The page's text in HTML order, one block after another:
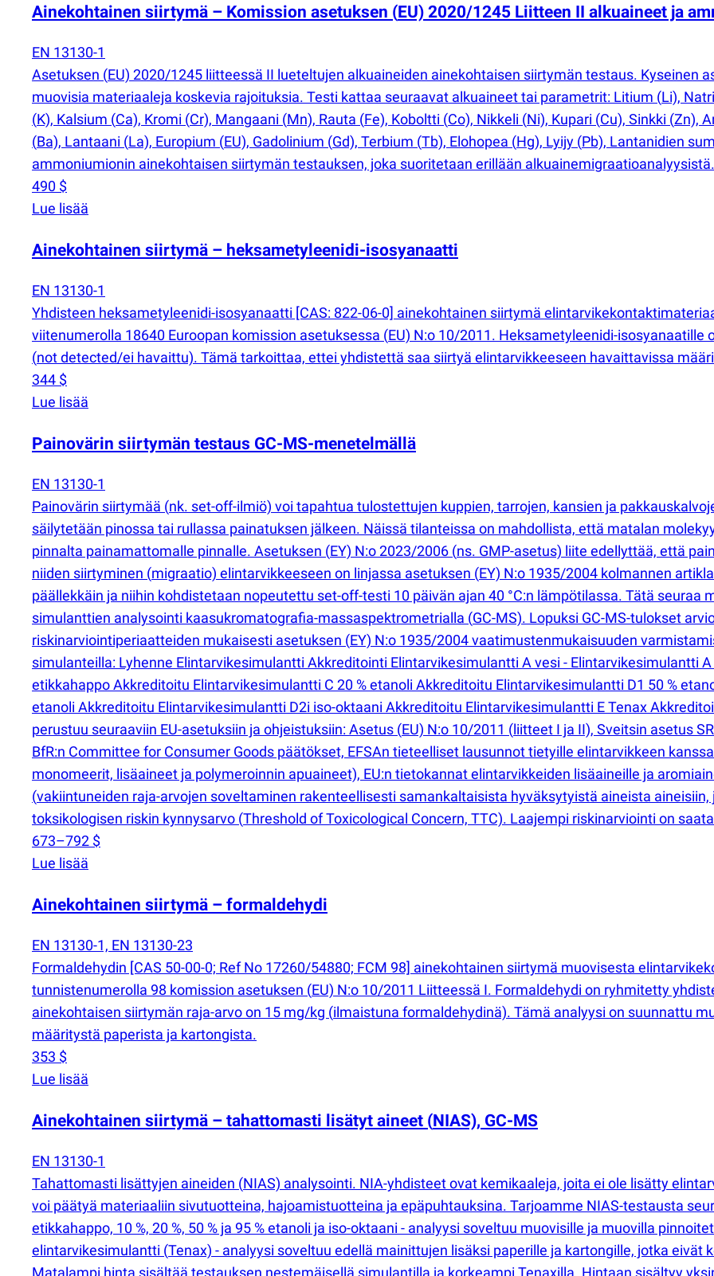
Ainekohtainen siirtymä – Komission asetuksen (EU) 2020/1245 Liitteen II alkuaineet ja
EN 13130-1
Asetuksen (EU) 2020/1245 liitteessä II lueteltujen alkuaineiden ainekohtaisen siirtymän testaus. Kyseinen
muovisia materiaaleja koskevia rajoituksia. Testi kattaa seuraavat alkuaineet tai parametrit: Litium (Li),
(K), Kalsium (Ca), Kromi (Cr), Mangaani (Mn), Rauta (Fe), Koboltti (Co), Nikkeli (Ni), Kupari (Cu), Sinkki (Zn),
(Ba), Lantaani (La), Europium (EU), Gadolinium (Gd), Terbium (Tb), Elohopea (Hg), Lyijy (Pb), Lantanidien
ammoniumionin ainekohtaisen siirtymän testauksen, joka suoritetaan erillään alkuainemigraatioanalyysistä.
490 $
Lue lisää
Ainekohtainen siirtymä – heksametyleenidi-isosyanaatti
EN 13130-1
Yhdisteen heksametyleenidi-isosyanaatti [CAS: 822-06-0] ainekohtainen siirtymä
viitenumerolla 18640 Euroopan komission asetuksessa (EU) N:o 10/2011. Heksametyleenidi-
(not detected/ei havaittu). Tämä tarkoittaa, ettei yhdistettä saa siirtyä elintarvikkeeseen havaittavissa
344 $
Lue lisää
Painovärin siirtymän testaus GC-MS-menetelmällä
EN 13130-1
Painovärin siirtymää (nk. set-off-ilmiö) voi tapahtua tulostettujen kuppien, tarrojen, kansien ja
säilytetään pinossa tai rullassa painatuksen jälkeen. Näissä tilanteissa on mahdollista, että matalan
pinnalta painamattomalle pinnalle. Asetuksen (EY) N:o 2023/2006 (ns. GMP-asetus) liite edellyttää, että
niiden siirtyminen (migraatio) elintarvikkeeseen on linjassa asetuksen (EY) N:o 1935/2004 kolmannen
päällekkäin ja niihin kohdistetaan nopeutettu set-off-testi 10 päivän ajan 40 °C:n lämpötilassa. Tätä
simulanttien analysointi kaasukromatografia-massaspektrometrialla (GC-MS). Lopuksi GC-MS-tulokset
riskinarviointiperiaatteiden mukaisesti asetuksen (EY) N:o 1935/2004 vaatimustenmukaisuuden
simulanteilla: Lyhenne Elintarvikesimulantti Akkreditointi Elintarvikesimulantti A vesi - Elintarvikesimulantti
etikkahappo Akkreditoitu Elintarvikesimulantti C 20 % etanoli Akkreditoitu Elintarvikesimulantti D1 50 %
etanoli Akkreditoitu Elintarvikesimulantti D2i iso-oktaani Akkreditoitu Elintarvikesimulantti E Tenax
perustuu seuraaviin EU-asetuksiin ja ohjeistuksiin: Asetus (EU) N:o 10/2011 (liitteet I ja II), Sveitsin asetus
BfR:n Committee for Consumer Goods päätökset, EFSAn tieteelliset lausunnot tietyille elintarvikkeen
monomeerit, lisäaineet ja polymeroinnin apuaineet), EU:n tietokannat elintarvikkeiden lisäaineille ja
(vakiintuneiden raja-arvojen soveltaminen rakenteellisesti samankaltaisista hyväksytyistä aineista
toksikologisen riskin kynnysarvo (Threshold of Toxicological Concern, TTC). Laajempi riskinarviointi on
673–792 $
Lue lisää
Ainekohtainen siirtymä – formaldehydi
EN 13130-1, EN 13130-23
Formaldehydin [CAS 50-00-0; Ref No 17260/54880; FCM 98] ainekohtainen siirtymä muovisesta
tunnistenumerolla 98 komission asetuksen (EU) N:o 10/2011 Liitteessä I. Formaldehydi on ryhmitetty
ainekohtaisen siirtymän raja-arvo on 15 mg/kg (ilmaistuna formaldehydinä). Tämä analyysi on suunnattu
määritystä paperista ja kartongista.
353 $
Lue lisää
Ainekohtainen siirtymä – tahattomasti lisätyt aineet (NIAS), GC-MS
EN 13130-1
Tahattomasti lisättyjen aineiden (NIAS) analysointi. NIA-yhdisteet ovat kemikaaleja, joita ei ole lisätty
voi päätyä materiaaliin sivutuotteina, hajoamistuotteina ja epäpuhtauksina. Tarjoamme NIAS-testausta
etikkahappo, 10 %, 20 %, 50 % ja 95 % etanoli ja iso-oktaani - analyysi soveltuu muovisille ja muovilla
elintarvikesimulantti (Tenax) - analyysi soveltuu edellä mainittujen lisäksi paperille ja kartongille, jotka